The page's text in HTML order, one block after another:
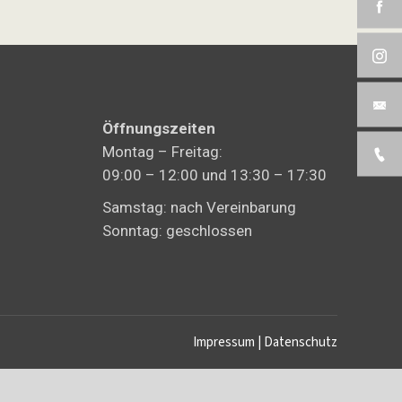
Öffnungszeiten
Montag – Freitag:
09:00 – 12:00 und 13:30 – 17:30
Samstag: nach Vereinbarung
Sonntag: geschlossen
Impressum | Datenschutz